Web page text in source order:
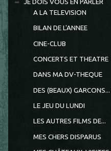
JE DOIS VOUS EN PARLER
A LA TELEVISION
BILAN DE L'ANNEE
CINE-CLUB
CONCERTS ET THEATRE
DANS MA DV-THEQUE
DES (BEAUX)
LE JEU DU LUNDI
LES AUTRES FILMS DE...
MES CHERS DISPARUS